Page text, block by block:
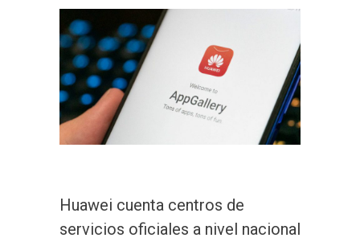
Huawei cuenta centros de
servicios oficiales a nivel nacional